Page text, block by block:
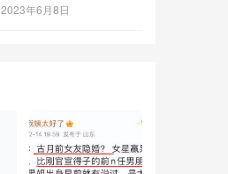
保险箱
2023年6月8日